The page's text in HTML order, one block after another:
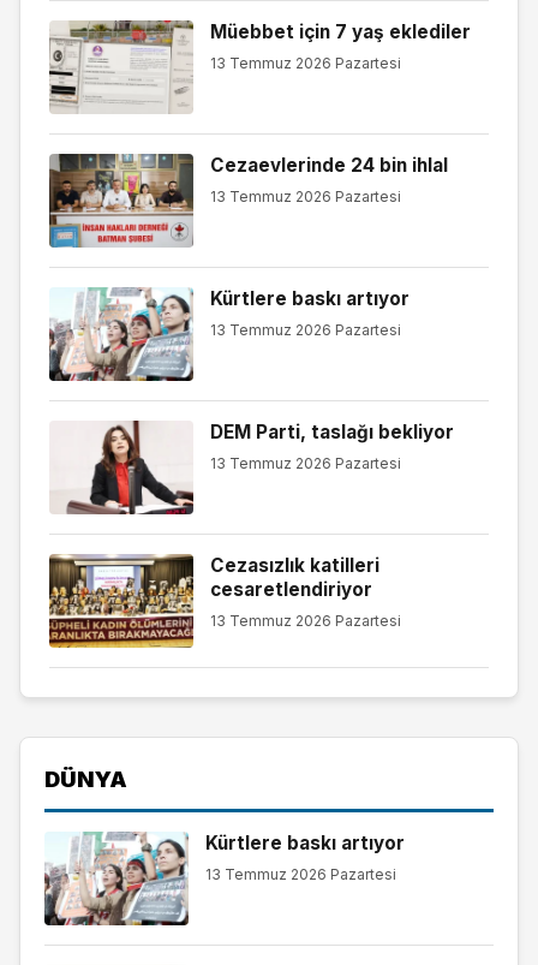
Müebbet için 7 yaş eklediler
13 Temmuz 2026 Pazartesi
Cezaevlerinde 24 bin ihlal
13 Temmuz 2026 Pazartesi
Kürtlere baskı artıyor
13 Temmuz 2026 Pazartesi
DEM Parti, taslağı bekliyor
13 Temmuz 2026 Pazartesi
Cezasızlık katilleri
cesaretlendiriyor
13 Temmuz 2026 Pazartesi
DÜNYA
Kürtlere baskı artıyor
13 Temmuz 2026 Pazartesi